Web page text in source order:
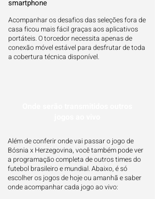
smartphone
Acompanhar os desafios das seleções fora de
casa ficou mais fácil graças aos aplicativos
portáteis. O torcedor necessita apenas de
conexão móvel estável para desfrutar de toda
a cobertura técnica disponível.
Além de conferir onde vai passar o jogo de
Bósnia x Herzegovina, você também pode ver
a programação completa de outros times do
futebol brasileiro e mundial. Abaixo, é só
escolher os jogos de hoje ou amanhã e saber
onde acompanhar cada jogo ao vivo: